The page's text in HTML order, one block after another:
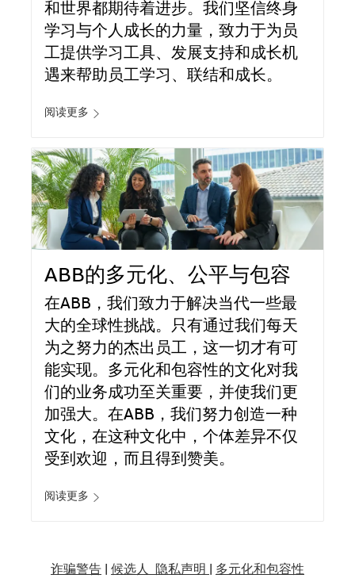
和世界都期待着进步。我们坚信终身
学习与个人成长的力量，致力于为员
工提供学习工具、发展支持和成长机
遇来帮助员工学习、联结和成长。
阅读更多
ABB的多元化、公平与包容
在ABB，我们致力于解决当代一些最
大的全球性挑战。只有通过我们每天
为之努力的杰出员工，这一切才有可
能实现。多元化和包容性的文化对我
们的业务成功至关重要，并使我们更
加强大。在ABB，我们努力创造一种
文化，在这种文化中，个体差异不仅
受到欢迎，而且得到赞美。
阅读更多
诈骗警告| 候选人 隐私声明 | 多元化和包容性